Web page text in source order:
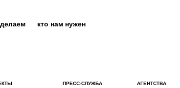
кто нам нужен
ПРЕСС-СЛУЖБА АГЕНТСТВА